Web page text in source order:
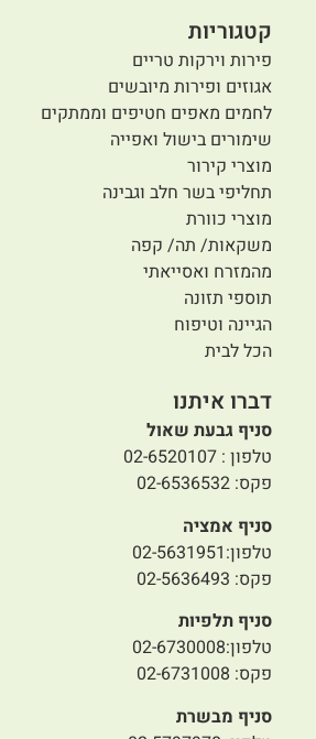
קטגוריות
פירות וירקות טריים
אגוזים ופירות מיובשים
לחמים מאפים חטיפים וממתקים
שימורים בישול ואפייה
מוצרי קירור
תחליפי בשר חלב וגבינה
מוצרי כוורת
משקאות/ תה/ קפה
מהמזרח ואסייאתי
תוספי תזונה
הגיינה וטיפוח
הכל לבית
דברו איתנו
סניף גבעת שאול
טלפון : 02-6520107
פקס: 02-6536532
סניף אמציה
טלפון:02-5631951
פקס: 02-5636493
סניף תלפיות
טלפון:02-6730008
פקס: 02-6731008
סניף מבשרת